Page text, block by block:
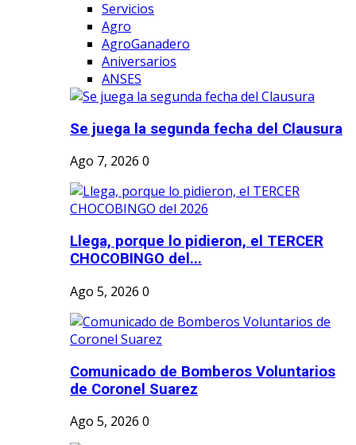
Servicios
Agro
AgroGanadero
Aniversarios
ANSES
Se juega la segunda fecha del Clausura
Ago 7, 2026 0
Llega, porque lo pidieron, el TERCER
CHOCOBINGO del...
Ago 5, 2026 0
Comunicado de Bomberos Voluntarios
de Coronel Suarez
Ago 5, 2026 0